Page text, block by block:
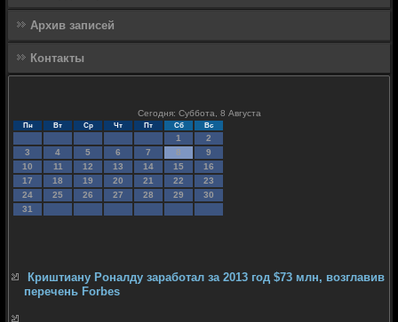
Архив записей
Контакты
Сегодня: Суббота, 8 Августа
Пн Вт Ср Чт Пт Сб Вс
1
2
3
4 5 6 7 8
9
10
11 12 13 14 15
16
17
18 19 20 21 22
23
24
25 26 27 28 29
30
31
Криштиану Роналду заработал за 2013 год $73 млн, возглавив
перечень Forbes